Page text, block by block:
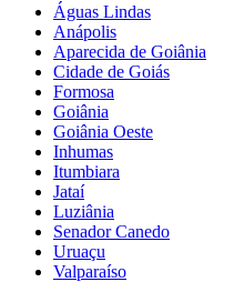
Águas Lindas
Anápolis
Aparecida de Goiânia
Cidade de Goiás
Formosa
Goiânia
Goiânia Oeste
Inhumas
Itumbiara
Jataí
Luziânia
Senador Canedo
Uruaçu
Valparaíso